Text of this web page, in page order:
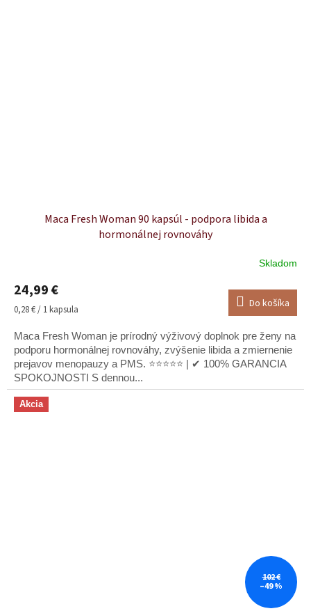
Maca Fresh Woman 90 kapsúl - podpora libida a
hormonálnej rovnováhy
produktu
je
5,0
z
hviezdičiek.
Skladom
24,99 €
Jednotková
0,28 € / 1 kapsula Do košíka
Maca Fresh Woman je prírodný výživový doplnok pre ženy na
podporu hormonálnej rovnováhy, zvýšenie libida a zmiernenie
prejavov menopauzy a PMS. ⭐⭐⭐⭐⭐ | ✔ 100% GARANCIA
SPOKOJNOSTI S dennou...
Akcia
102 €
–49 %